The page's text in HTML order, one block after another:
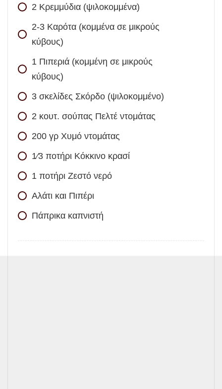
2 Κρεμμύδια (ψιλοκομμένα)
2-3 Καρότα (κομμένα σε μικρούς
κύβους)
1 Πιπεριά (κομμένη σε μικρούς
κύβους)
3 σκελίδες Σκόρδο (ψιλοκομμένο)
2 κουτ. σούπας Πελτέ ντομάτας
200 γρ Χυμό ντομάτας
1⁄3 ποτήρι Κόκκινο κρασί
1 ποτήρι Ζεστό νερό
Αλάτι και Πιπέρι
Πάπρικα καπνιστή